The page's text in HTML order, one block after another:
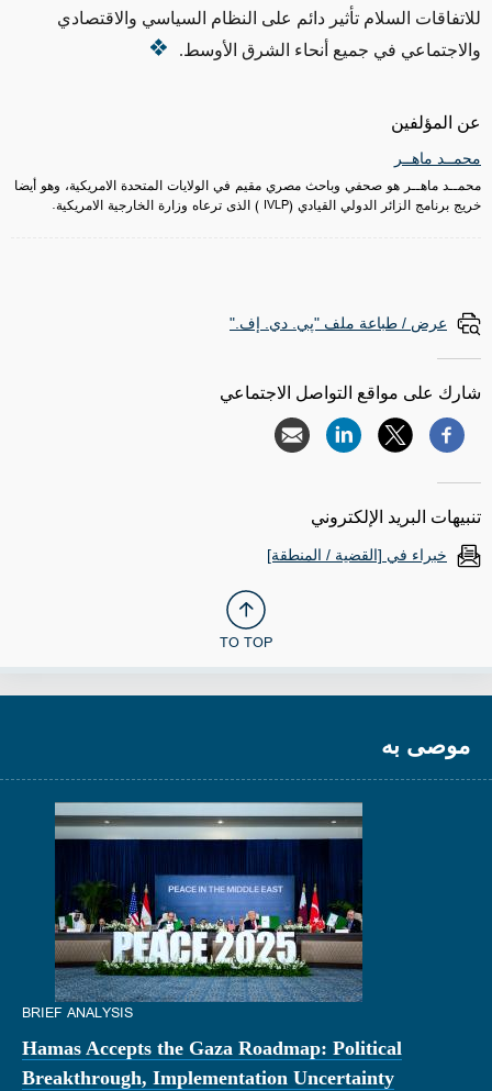
عن المؤلفين
محمــد ماهــر
محمــد ماهــر هو صحفي وباحث مصري مقيم في الولايات المتحدة الامريكية، وهو أيضا
خريج برنامج الزائر الدولي القيادي (IVLP ) الذى ترعاه وزارة الخارجية الامريكية.
للاتفاقات السلام تأثير دائم على النظام السياسي والاقتصادي
والاجتماعي في جميع أنحاء الشرق الأوسط.
عرض / طباعة ملف "پي. دي. إف."
شارك على مواقع التواصل الاجتماعي
تنبيهات البريد الإلكتروني
خبراء في [القضية / المنطقة]
TO TOP
موصى به
BRIEF ANALYSIS
Hamas Accepts the Gaza Roadmap: Political
Breakthrough, Implementation Uncertainty